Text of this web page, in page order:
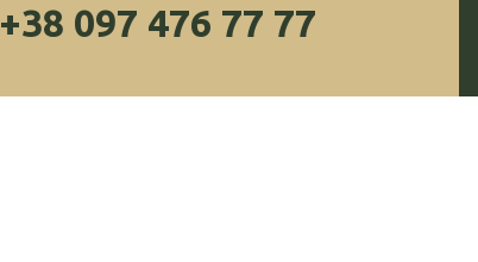
+38 097 476 77 77